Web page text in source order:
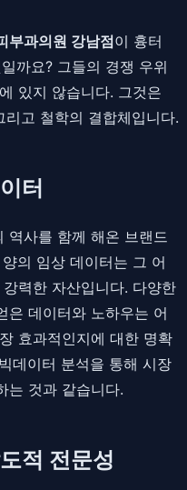
부과의원 강남점이 흉터
까요? 그들의 경쟁 우위
있지 않습니다. 그것은
고 철학의 결합체입니다.
터
역사를 함께 해온 브랜드
의 임상 데이터는 그 어
력한 자산입니다. 다양한
은 데이터와 노하우는 어
효과적인지에 대한 명확
데이터 분석을 통해 시장
는 것과 같습니다.
적 전문성